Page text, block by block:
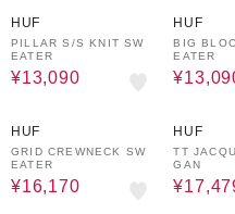
HUF
PILLAR S/S KNIT SW
EATER
¥13,090
HUF
BIG
EATER
HUF
GRID CREWNECK SW
EATER
¥16,170
HUF
TT
GAN